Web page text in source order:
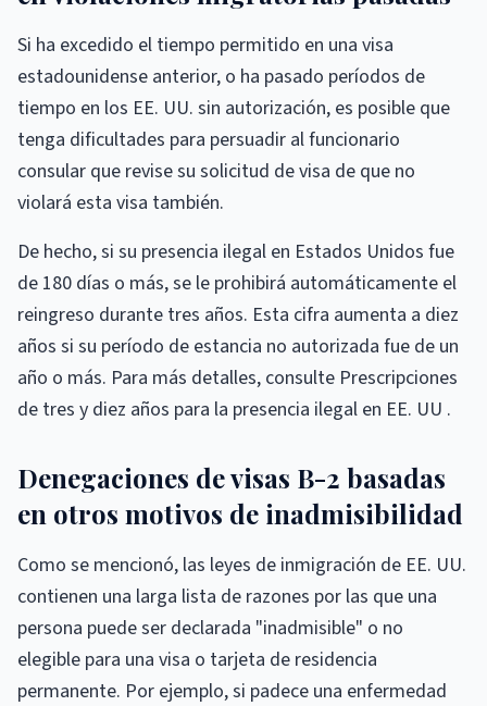
Si ha excedido el tiempo permitido en una visa
estadounidense anterior, o ha pasado períodos de
tiempo en los EE. UU. sin autorización, es posible que
tenga dificultades para persuadir al funcionario
consular que revise su solicitud de visa de que no
violará esta visa también.
De hecho, si su presencia ilegal en Estados Unidos fue
de 180 días o más, se le prohibirá automáticamente el
reingreso durante tres años. Esta cifra aumenta a diez
años si su período de estancia no autorizada fue de un
año o más. Para más detalles, consulte Prescripciones
de tres y diez años para la presencia ilegal en EE. UU .
Denegaciones de visas B-2 basadas
en otros motivos de inadmisibilidad
Como se mencionó, las leyes de inmigración de EE. UU.
contienen una larga lista de razones por las que una
persona puede ser declarada "inadmisible" o no
elegible para una visa o tarjeta de residencia
permanente. Por ejemplo, si padece una enfermedad